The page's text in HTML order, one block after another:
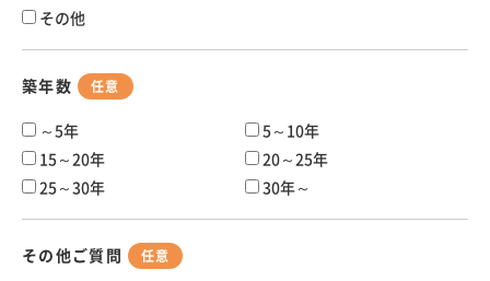
その他
築年数 任意
～5年
5～10年
15～20年
20～25年
25～30年
30年～
その他ご質問 任意